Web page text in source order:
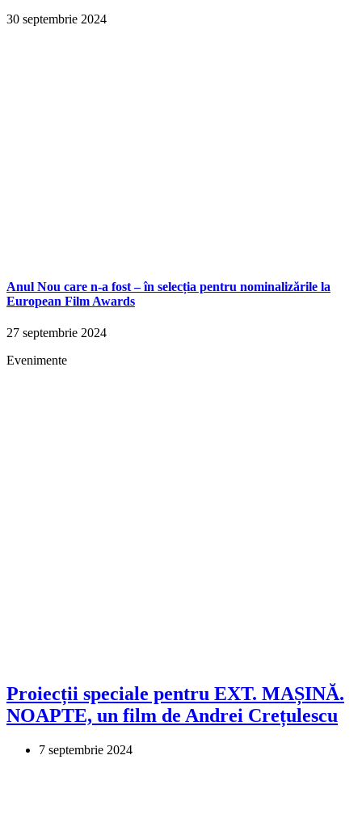
30 septembrie 2024
Anul Nou care n-a fost – în selecția pentru nominalizările la
European Film Awards
27 septembrie 2024
Evenimente
Proiecții speciale pentru EXT. MAȘINĂ.
NOAPTE, un film de Andrei Crețulescu
7 septembrie 2024